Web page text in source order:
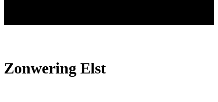
Zonwering Elst